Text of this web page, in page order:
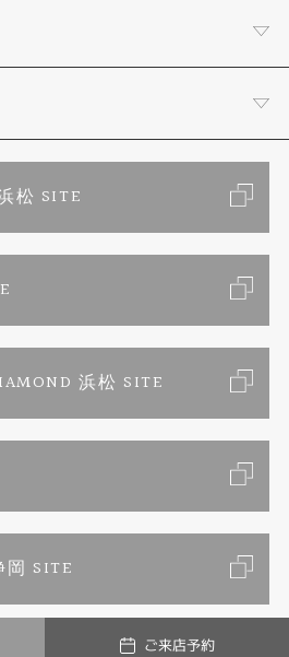
ご来店予約
ル
松 SITE
浜松 SITE
岡 SITE
JEWELRY SHOP